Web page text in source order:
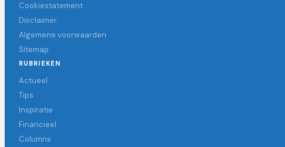
Cookiestatement
Disclaimer
Algemene voorwaarden
Sitemap
RUBRIEKEN
Actueel
Tips
Inspiratie
Financieel
Columns